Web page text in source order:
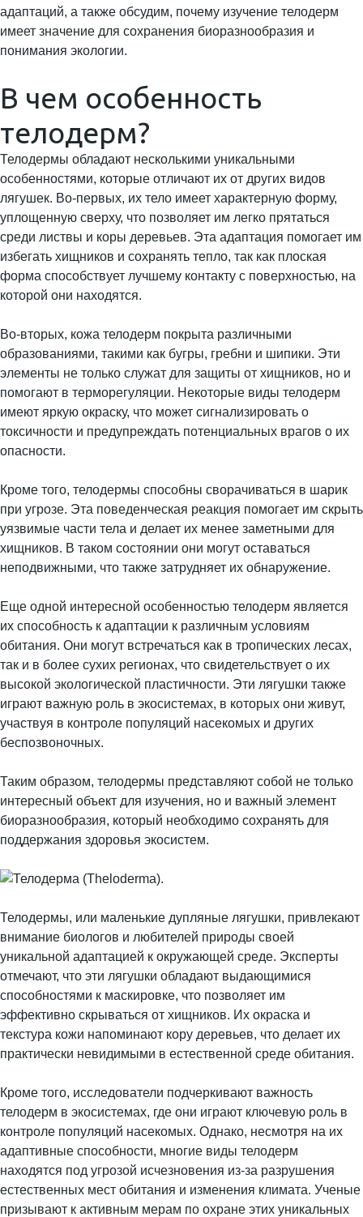
адаптаций, а также обсудим, почему изучение телодерм
имеет значение для сохранения биоразнообразия и
понимания экологии.
В чем особенность
телодерм?
Телодермы обладают несколькими уникальными
особенностями, которые отличают их от других видов
лягушек. Во-первых, их тело имеет характерную форму,
уплощенную сверху, что позволяет им легко прятаться
среди листвы и коры деревьев. Эта адаптация помогает им
избегать хищников и сохранять тепло, так как плоская
форма способствует лучшему контакту с поверхностью, на
которой они находятся.
Во-вторых, кожа телодерм покрыта различными
образованиями, такими как бугры, гребни и шипики. Эти
элементы не только служат для защиты от хищников, но и
помогают в терморегуляции. Некоторые виды телодерм
имеют яркую окраску, что может сигнализировать о
токсичности и предупреждать потенциальных врагов о их
опасности.
Кроме того, телодермы способны сворачиваться в шарик
при угрозе. Эта поведенческая реакция помогает им скрыть
уязвимые части тела и делает их менее заметными для
хищников. В таком состоянии они могут оставаться
неподвижными, что также затрудняет их обнаружение.
Еще одной интересной особенностью телодерм является
их способность к адаптации к различным условиям
обитания. Они могут встречаться как в тропических лесах,
так и в более сухих регионах, что свидетельствует о их
высокой экологической пластичности. Эти лягушки также
играют важную роль в экосистемах, в которых они живут,
участвуя в контроле популяций насекомых и других
беспозвоночных.
Таким образом, телодермы представляют собой не только
интересный объект для изучения, но и важный элемент
биоразнообразия, который необходимо сохранять для
поддержания здоровья экосистем.
Телодермы, или маленькие дупляные лягушки, привлекают
внимание биологов и любителей природы своей
уникальной адаптацией к окружающей среде. Эксперты
отмечают, что эти лягушки обладают выдающимися
способностями к маскировке, что позволяет им
эффективно скрываться от хищников. Их окраска и
текстура кожи напоминают кору деревьев, что делает их
практически невидимыми в естественной среде обитания.
Кроме того, исследователи подчеркивают важность
телодерм в экосистемах, где они играют ключевую роль в
контроле популяций насекомых. Однако, несмотря на их
адаптивные способности, многие виды телодерм
находятся под угрозой исчезновения из-за разрушения
естественных мест обитания и изменения климата. Ученые
призывают к активным мерам по охране этих уникальных